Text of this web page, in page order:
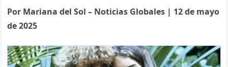
Por Mariana del Sol – Noticias Globales | 12 de mayo
de 2025